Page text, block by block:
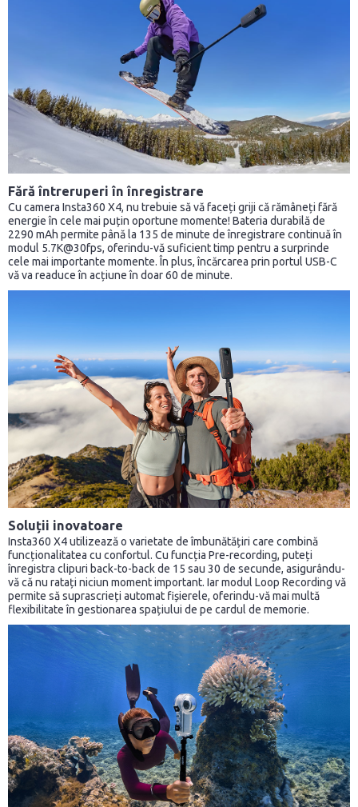
Fără întreruperi în înregistrare
Cu camera Insta360 X4, nu trebuie să vă faceți griji că rămâneți fără
energie în cele mai puțin oportune momente! Bateria durabilă de
2290 mAh permite până la 135 de minute de înregistrare continuă în
modul 5.7K@30fps, oferindu-vă suficient timp pentru a surprinde
cele mai importante momente. În plus, încărcarea prin portul USB-C
vă va readuce în acțiune în doar 60 de minute.
Soluții inovatoare
Insta360 X4 utilizează o varietate de îmbunătățiri care combină
funcționalitatea cu confortul. Cu funcția Pre-recording, puteți
înregistra clipuri back-to-back de 15 sau 30 de secunde, asigurându-
vă că nu ratați niciun moment important. Iar modul Loop Recording vă
permite să suprascrieți automat fișierele, oferindu-vă mai multă
flexibilitate în gestionarea spațiului de pe cardul de memorie.